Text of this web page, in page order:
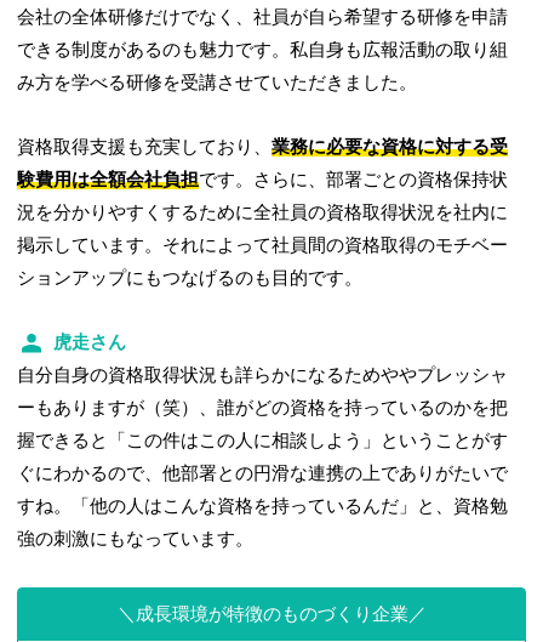
会社の全体研修だけでなく、社員が自ら希望する研修を申請
できる制度があるのも魅力です。私自身も広報活動の取り組
み方を学べる研修を受講させていただきました。
資格取得支援も充実しており、業務に必要な資格に対する受
験費用は全額会社負担です。さらに、部署ごとの資格保持状
況を分かりやすくするために全社員の資格取得状況を社内に
掲示しています。それによって社員間の資格取得のモチベー
ションアップにもつなげるのも目的です。
虎走さん
自分自身の資格取得状況も詳らかになるためややプレッシャ
ーもありますが（笑）、誰がどの資格を持っているのかを把
握できると「この件はこの人に相談しよう」ということがす
ぐにわかるので、他部署との円滑な連携の上でありがたいで
すね。「他の人はこんな資格を持っているんだ」と、資格勉
強の刺激にもなっています。
成長環境が特徴のものづくり企業